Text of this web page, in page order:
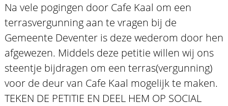
Na vele pogingen door Cafe Kaal om een
terrasvergunning aan te vragen bij de
Gemeente Deventer is deze wederom door hen
afgewezen. Middels deze petitie willen wij ons
steentje bijdragen om een terras(vergunning)
voor de deur van Cafe Kaal mogelijk te maken.
TEKEN DE PETITIE EN DEEL HEM OP SOCIAL